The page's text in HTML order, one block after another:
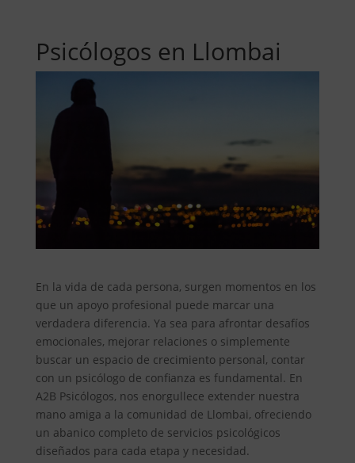
Psicólogos en Llombai
En la vida de cada persona, surgen momentos en los
que un apoyo profesional puede marcar una
verdadera diferencia. Ya sea para afrontar desafíos
emocionales, mejorar relaciones o simplemente
buscar un espacio de crecimiento personal, contar
con un psicólogo de confianza es fundamental. En
A2B Psicólogos, nos enorgullece extender nuestra
mano amiga a la comunidad de Llombai, ofreciendo
un abanico completo de servicios psicológicos
diseñados para cada etapa y necesidad.